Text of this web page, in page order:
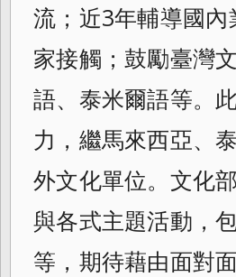
流；近3年輔導國內
家接觸； 鼓勵臺灣
語、泰米爾語等。
力，繼馬來西亞、
外文化單位。 文化
與各式主題活動 ，
等， 期待藉由面對